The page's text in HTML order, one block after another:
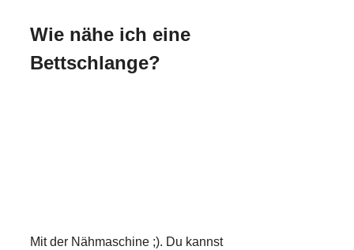
Wie nähe ich eine
Bettschlange?
Mit der Nähmaschine ;). Du kannst